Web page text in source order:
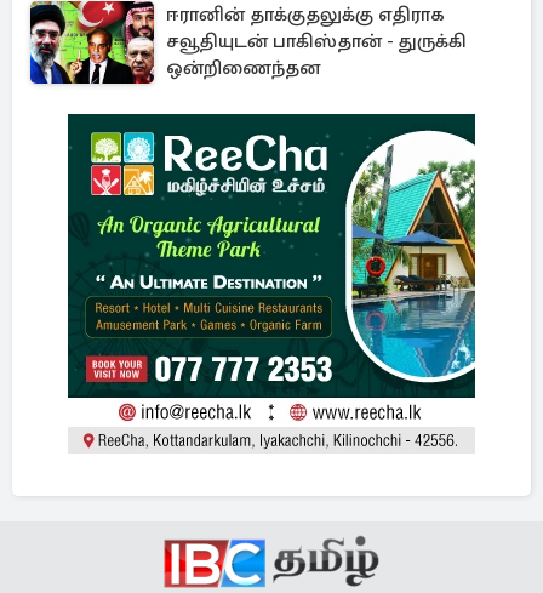
ஈரானின் தாக்குதலுக்கு எதிராக
சவூதியுடன் பாகிஸ்தான் - துருக்கி
ஒன்றிணைந்தன